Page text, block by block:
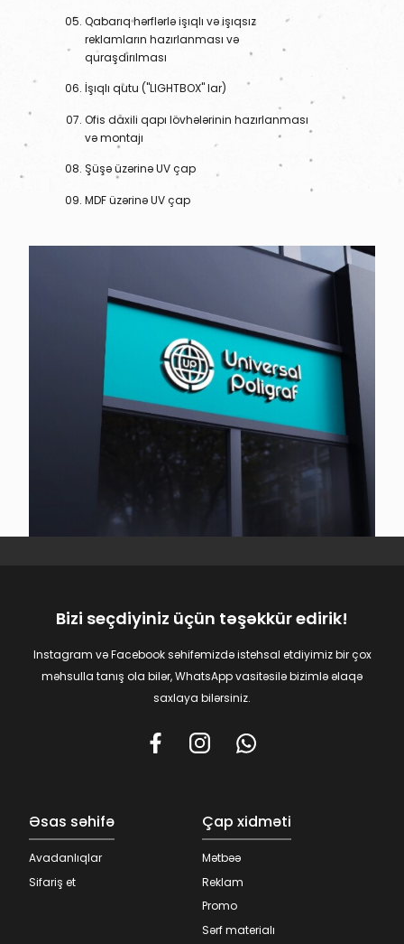
Reklam
Sərf materialı
Haqqımızda
Avadanlıqlar
Şikayət və təkliflər
Məqalələr
Qabarıq hərflərlə işıqlı və işıqsız
reklamların hazırlanması və
quraşdırılması
İşıqlı qutu ("LIGHTBOX" lar)
Ofis daxili qapı lövhələrinin hazırlanması
və montajı
Şüşə üzərinə UV çap
MDF üzərinə UV çap
Bizi seçdiyiniz üçün təşəkkür edirik!
Instagram və Facebook səhifəmizdə istehsal etdiyimiz bir çox
məhsulla tanış ola bilər, WhatsApp vasitəsilə bizimlə əlaqə
saxlaya bilərsiniz.
Əsas səhifə
Avadanlıqlar
Sifariş et
Çap xidməti
Mətbəə
Reklam
Promo
Sərf materialı